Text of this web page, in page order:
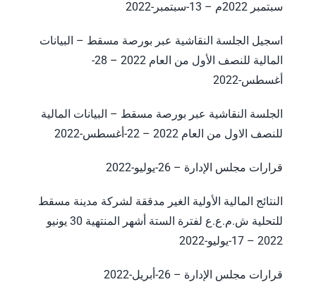
سبتمبر 2022م – 13-سبتمبر-2022
اسجيل الجلسة النقاشية عبر بورصة مسقط – البيانات
المالية للنصف الأول من العام 2022 – 28-
أغسطس-2022
الجلسة النقاشية عبر بورصة مسقط – البيانات المالية
للنصف الاول من العام 2022 – 22-أغسطس-2022
قرارات مجلس الإدارة – 26-يوليو-2022
النتائج المالية الأولية الغير مدققة لشركة مدينة مسقط
للتحلية ش.م.ع.ع لفترة الستة أشهر المنتهية 30 يونيو
2022 – 17-يوليو-2022
قرارات مجلس الإدارة – 26-أبريل-2022